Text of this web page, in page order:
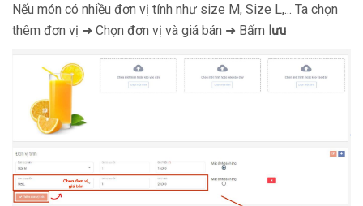
Nếu món có nhiều đơn vị tính như size M, Size L,... Ta chọn
thêm đơn vị ➜ Chọn đơn vị và giá bán ➜ Bấm lưu